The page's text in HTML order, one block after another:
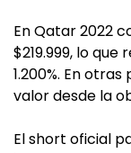
En Qatar 2022
$219.999, lo
1.200%. En
valor desde la
El short oficial